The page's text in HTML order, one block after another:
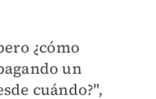
¿cómo
un
cuándo?",